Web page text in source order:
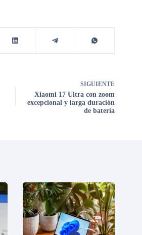
SIGUIENTE
Xiaomi 17 Ultra con zoom
excepcional y larga duración
de batería